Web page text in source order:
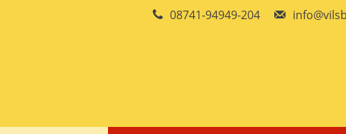
08741-94949-204